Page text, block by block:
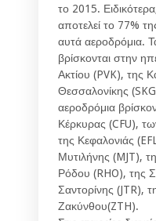
το 2015.
αποτελεί το 77%
αυτά αεροδρόμια.
βρίσκονται στην
Ακτίου (PVK), της
Θεσσαλονίκης
αεροδρόμια
Κέρκυρας (CFU),
της Κεφαλονιάς
Μυτιλήνης (MJT),
Ρόδου (RHO), της
Σαντορίνης (JTR),
Ζακύνθου(ZTH).